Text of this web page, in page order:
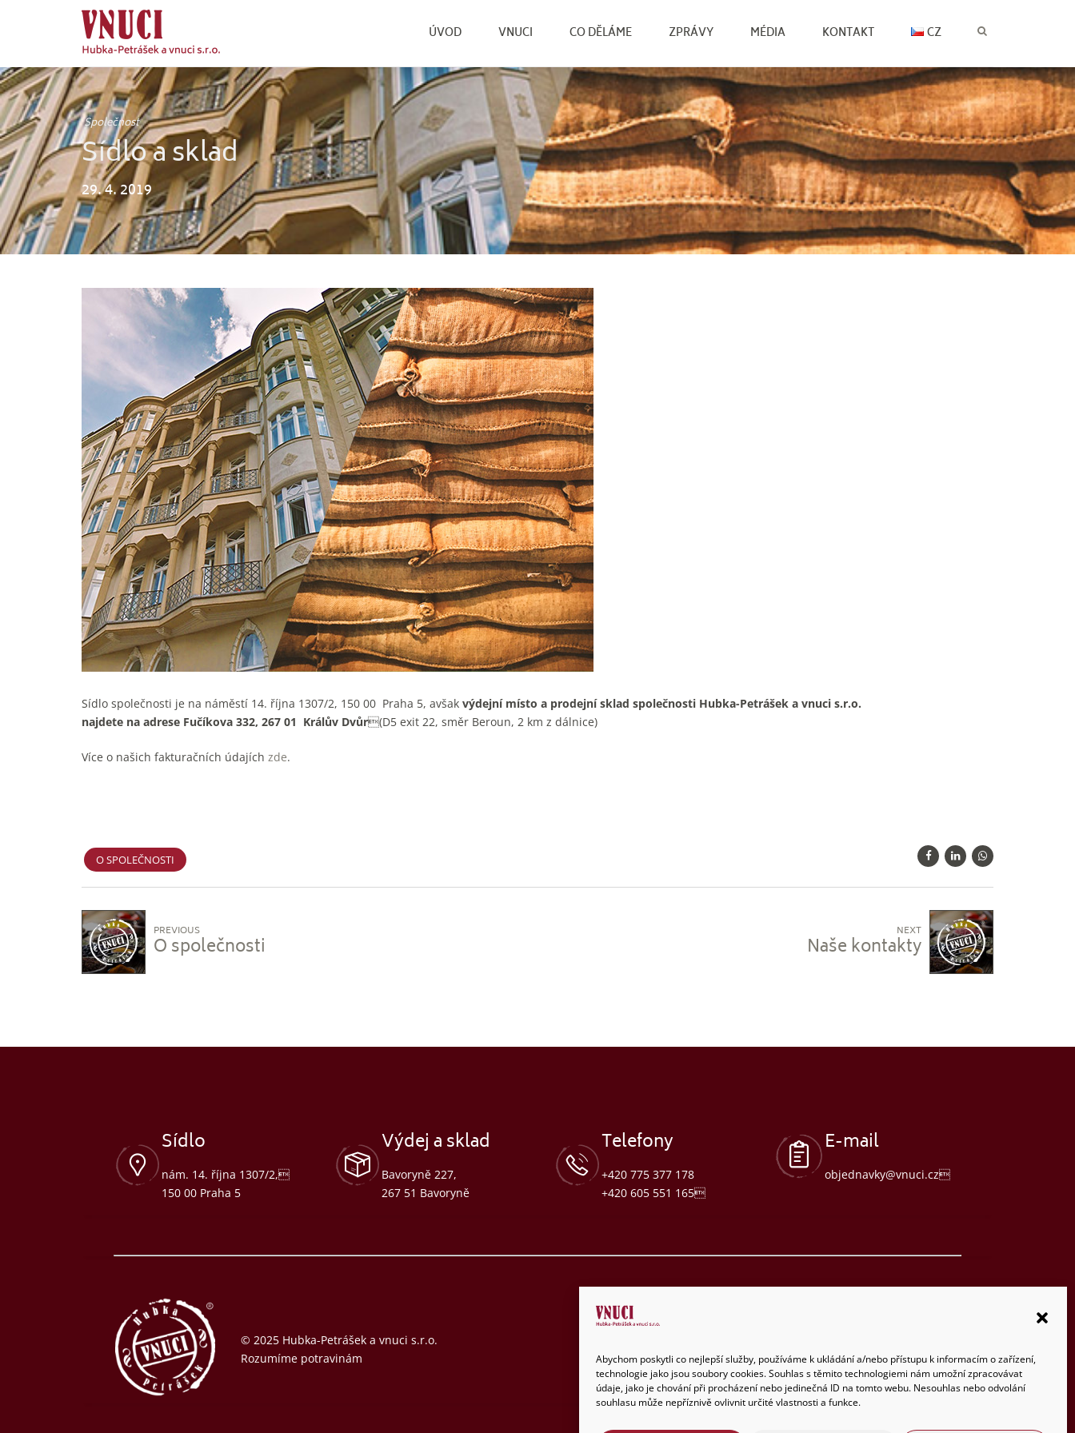
Abychom poskytli co nejlepší služby, používáme k ukládání a/nebo přístupu k informacím o zařízení,
technologie jako jsou soubory cookies. Souhlas s těmito technologiemi nám umožní zpracovávat
údaje, jako je chování při procházení nebo jedinečná ID na tomto webu. Nesouhlas nebo odvolání
souhlasu může nepříznivě ovlivnit určité vlastnosti a funkce.
ÚVOD VNUCI CO DĚLÁME ZPRÁVY MÉDIA KONTAKT CZ
CZ
EN
SK
Společnost
Sídlo a sklad
29. 4. 2019
Sídlo společnosti je na náměstí 14. října 1307/2, 150 00 Praha 5, avšak výdejní místo a prodejní sklad společnosti Hubka-Petrášek a vnuci s.r.o.
najdete na adrese Fučíkova 332, 267 01 Králův Dvůr(D5 exit 22, směr Beroun, 2 km z dálnice)
Více o našich fakturačních údajích zde.
O SPOLEČNOSTI
PREVIOUS
O společnosti
NEXT
Naše kontakty
Sídlo
nám. 14. října 1307/2,
150 00 Praha 5
Výdej a sklad
Bavoryně 227,
267 51 Bavoryně
Telefony
+420 775 377 178
+420 605 551 165
E-mail
objednavky@vnuci.cz
© 2025 Hubka-Petrášek a vnuci s.r.o.
Rozumíme potravinám